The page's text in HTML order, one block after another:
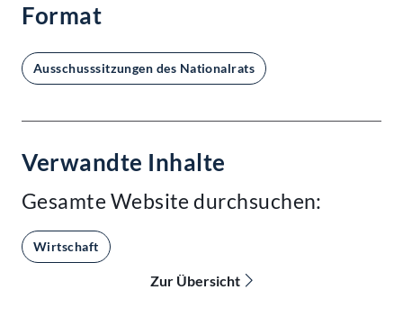
Format
Ausschusssitzungen des Nationalrats
Verwandte Inhalte
Gesamte Website durchsuchen:
Wirtschaft
Zur Übersicht